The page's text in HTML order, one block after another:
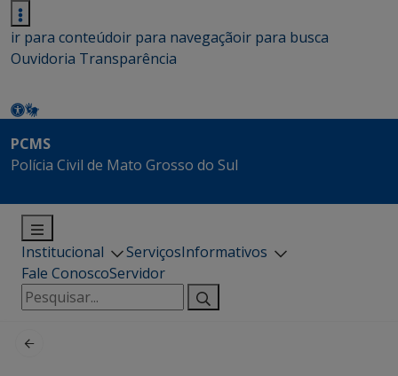
ir para conteúdoir para navegaçãoir para busca
Ouvidoria Transparência
PCMS
Polícia Civil de Mato Grosso do Sul
Institucional ServiçosInformativos
Fale ConoscoServidor
Pesquisar
por: